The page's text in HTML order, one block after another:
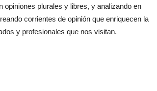
opiniones plurales y libres, y analizando en
corrientes de opinión que enriquecen la
y profesionales que nos visitan.